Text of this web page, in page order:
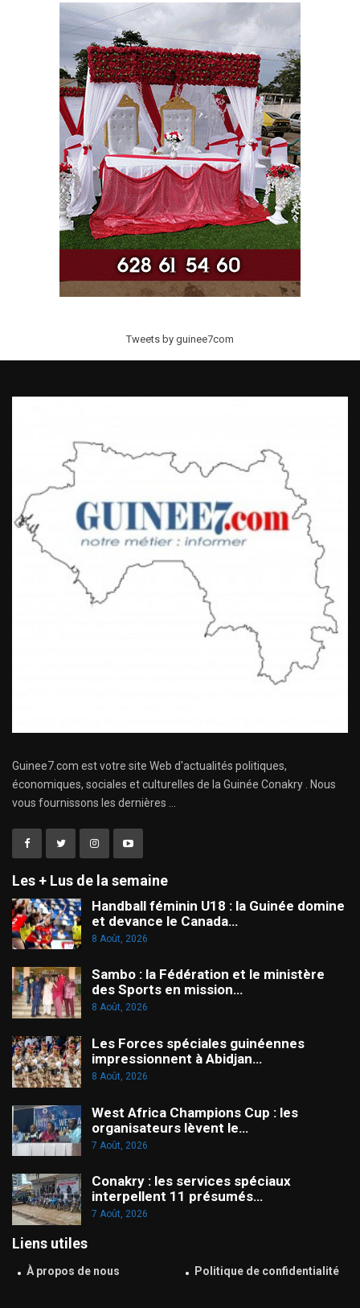
Tweets by guinee7com
Guinee7.com est votre site Web d'actualités politiques,
économiques, sociales et culturelles de la Guinée Conakry . Nous
vous fournissons les dernières ...
Les + Lus de la semaine
Handball féminin U18 : la Guinée domine
et devance le Canada…
8 Août, 2026
Sambo : la Fédération et le ministère
des Sports en mission…
8 Août, 2026
Les Forces spéciales guinéennes
impressionnent à Abidjan…
8 Août, 2026
West Africa Champions Cup : les
organisateurs lèvent le…
7 Août, 2026
Conakry : les services spéciaux
interpellent 11 présumés…
7 Août, 2026
Liens utiles
À propos de nous Politique de confidentialité